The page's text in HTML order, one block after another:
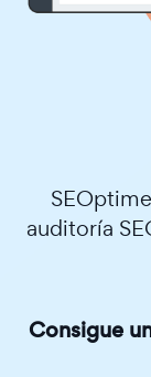
auditoría
Consigue